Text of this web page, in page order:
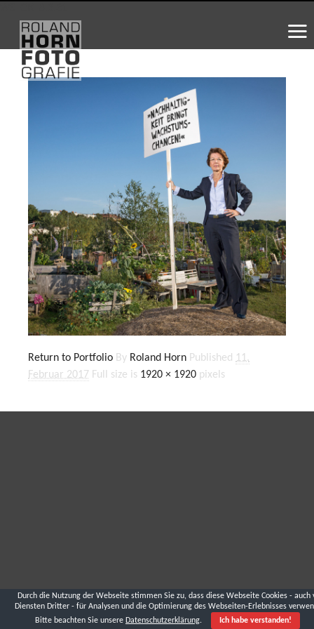
Return to Portfolio By Roland Horn Published 11.
Februar 2017 Full size is 1920 × 1920 pixels
Durch die Nutzung der Webseite stimmen Sie zu, dass diese Webseite Cookies - auch
Diensten Dritter - für Analysen und die Optimierung des Webseiten-Erlebnisses
Bitte beachten Sie unsere Datenschutzerklärung. Ich habe verstanden!